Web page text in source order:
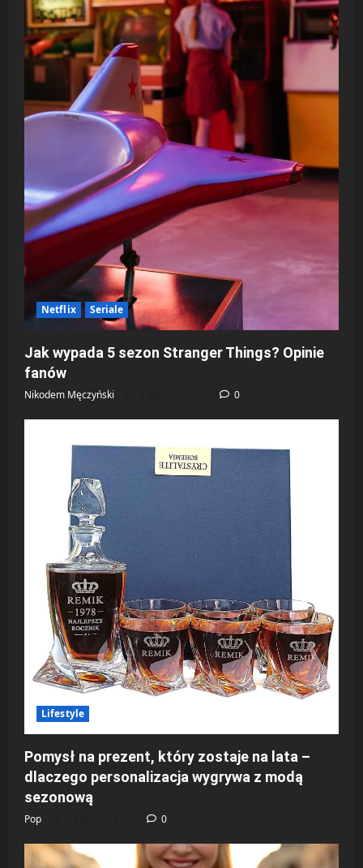
Netflix Seriale
Jak wypada 5 sezon Stranger Things? Opinie
fanów
Nikodem Męczyński 0
Lifestyle
Pomysł na prezent, który zostaje na lata –
dlaczego personalizacja wygrywa z modą
sezonową
Pop 0